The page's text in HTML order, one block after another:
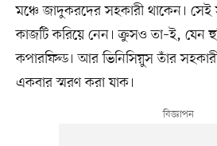
মঞ্চে জাদুকরদের সহকারী থাকেন। সেই
কাজটি করিয়ে নেন। ক্রুসও তা–ই, যেন
কপারফিল্ড। আর ভিনিসিয়ুস তাঁর
একবার স্মরণ করা যাক।